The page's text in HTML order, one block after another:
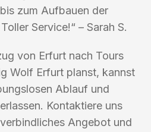
zum Aufbauen der
Service!“ – Sarah S.
von Erfurt nach Tours
Wolf Erfurt planst, kannst
Ablauf und
Kontaktiere uns
Angebot und